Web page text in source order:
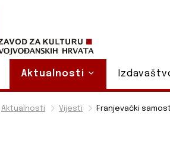
Aktualnosti Vijesti Franjevački
Aktualnosti